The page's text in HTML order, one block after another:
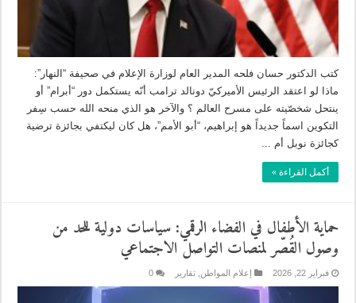
كتب الدكتور حسان فلحه المدير العام لوزارة الإعلام في صحيفة “النهار”:
ماذا لو اعتقد الرئيس الأميركيّ دونالد ترامب أنّه يستكمل دور “أبرام” أو
ينتحل شخصّيته على مسرح العالم ؟ والآخر هو الذي منحه الله حسب سِفر
التكوين اسماً جديداً هو إبراهيم، “أبو الأمم”، هل كان ليكتفي بجائزة ترضية
كجائزة نوبل أم ...
أكمل القراءة »
حماية الأطفال في الفضاء الرقمي: سياسات دولية للحد من
وصول القُصّر لمنصات التواصل الاجتماعي
فبراير 22, 2026 إعلام المواطن,تقارير 0